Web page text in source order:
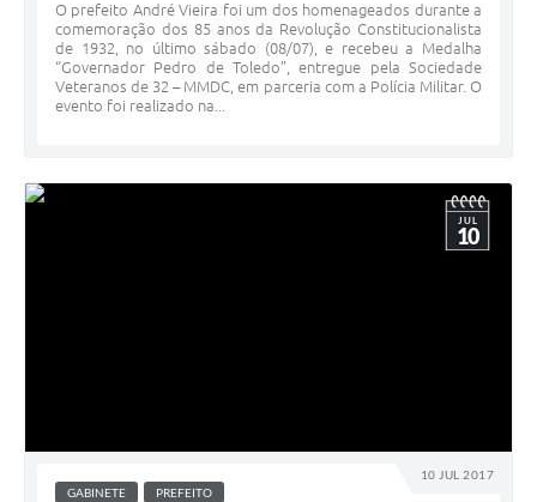
O prefeito André Vieira foi um dos homenageados durante a
comemoração dos 85 anos da Revolução Constitucionalista
de 1932, no último sábado (08/07), e recebeu a Medalha
“Governador Pedro de Toledo”, entregue pela Sociedade
Veteranos de 32 – MMDC, em parceria com a Polícia Militar. O
evento foi realizado na...
10 JUL 2017
JUL
10
GABINETE PREFEITO